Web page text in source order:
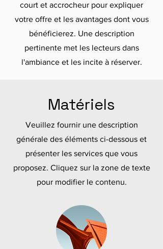
court et accrocheur pour expliquer
votre offre et les avantages dont vous
bénéficierez. Une description
pertinente met les lecteurs dans
l'ambiance et les incite à réserver.
Matériels
Veuillez fournir une description
générale des éléments ci-dessous et
présenter les services que vous
proposez. Cliquez sur la zone de texte
pour modifier le contenu.